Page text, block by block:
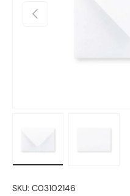
Prethodno
SKU: C03102146